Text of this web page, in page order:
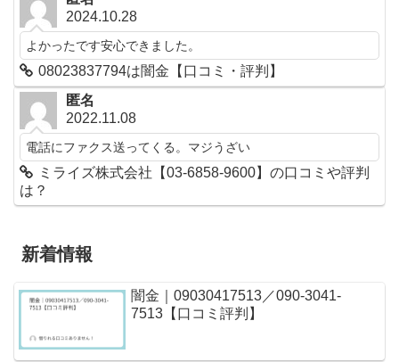
2024.10.28
よかったです安心できました。
08023837794は闇金【口コミ・評判】
匿名
2022.11.08
電話にファクス送ってくる。マジうざい
ミライズ株式会社【03-6858-9600】の口コミや評判
は？
新着情報
闇金｜09030417513／090-3041-
7513【口コミ評判】